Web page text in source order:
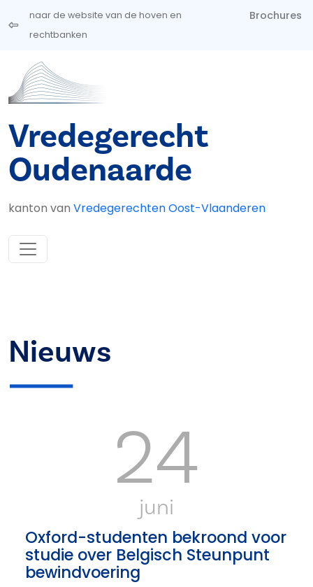
Overslaan en naar de inhoud gaan
naar de website van de hoven en
rechtbanken
Brochures
Vredegerecht
Oudenaarde
kanton van Vredegerechten Oost-Vlaanderen
Nieuws
24
juni
Oxford-studenten bekroond voor
studie over Belgisch Steunpunt
bewindvoering